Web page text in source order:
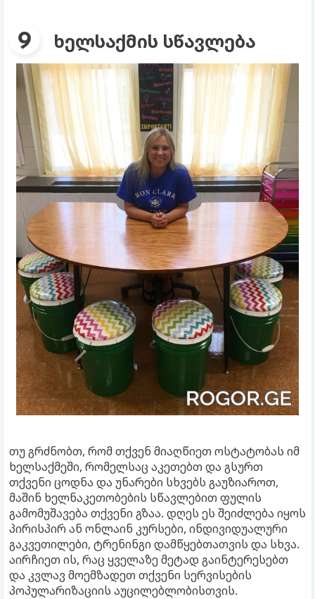
ხელსაქმის სწავლება
თუ გრძნობთ, რომ თქვენ მიაღწიეთ ოსტატობას იმ
ხელსაქმეში, რომელსაც აკეთებთ და გსურთ
თქვენი ცოდნა და უნარები სხვებს გაუზიაროთ,
მაშინ ხელნაკეთობების სწავლებით ფულის
გამომუშავება თქვენი გზაა. დღეს ეს შეიძლება იყოს
პირისპირ ან ონლაინ კურსები, ინდივიდუალური
გაკვეთილები, ტრენინგი დამწყებთათვის და სხვა.
აირჩიეთ ის, რაც ყველაზე მეტად გაინტერესებთ
და კვლავ მოემზადეთ თქვენი სერვისების
პოპულარიზაციის აუცილებლობისთვის.